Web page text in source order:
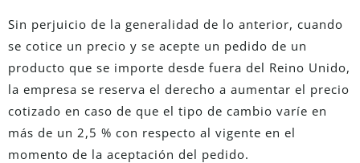
Sin perjuicio de la generalidad de lo anterior, cuando
se cotice un precio y se acepte un pedido de un
producto que se importe desde fuera del Reino Unido,
la empresa se reserva el derecho a aumentar el precio
cotizado en caso de que el tipo de cambio varíe en
más de un 2,5 % con respecto al vigente en el
momento de la aceptación del pedido.